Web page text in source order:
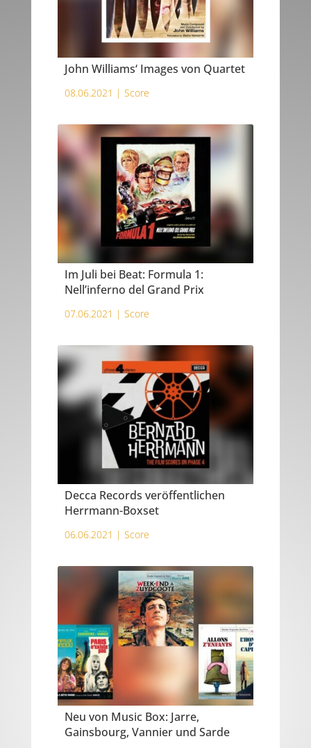
John Williams‘ Images von Quartet
08.06.2021 | Score
Im Juli bei Beat: Formula 1:
Nell’inferno del Grand Prix
07.06.2021 | Score
Decca Records veröffentlichen
Herrmann-Boxset
06.06.2021 | Score
Neu von Music Box: Jarre,
Gainsbourg, Vannier und Sarde